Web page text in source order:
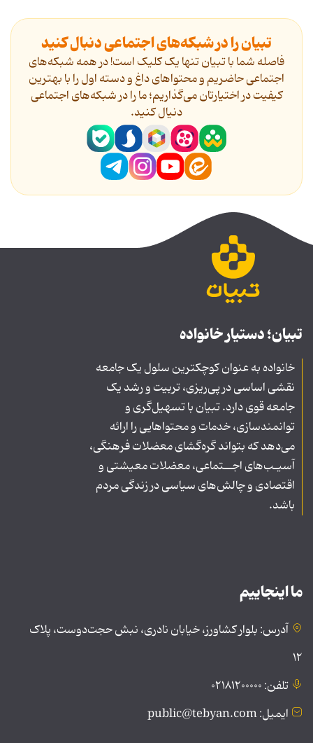
تبیان را در شبکه‌های اجتماعی دنبال کنید
فاصله شما با تبیان تنها یک کلیک است! در همه شبکه‌های
اجتماعی حاضریم و محتواهای داغ و دسته اول را با بهترین
کیفیت در اختیارتان می‌گذاریم؛ ما را در شبکه‌های اجتماعی
دنیال کنید.
تبیان؛ دستیار خانواده
خانواده به عنوان کوچکترین سلول یک جامعه
نقشی اساسی در پی‌ریزی، تربیت و رشد یک
جامعه قوی دارد. تبیان با تسهیل‌گری و
توانمندسازی، خدمات و محتواهایی را ارائه
می‌دهد که بتواند گره‌گشای معضلات فرهنگی،
آسیـب‌های اجــتماعی، معضلات معیشتی و
اقتصادی و چالش‌های سیاسی در زندگی مردم
باشد.
ما اینجاییم
آدرس: بلوار کشاورز، خیابان نادری، نبش حجت‌دوست، پلاک
۱۲
تلفن: ۰۲۱۸۱۲۰۰۰۰۰
ایمیل: public@tebyan.com